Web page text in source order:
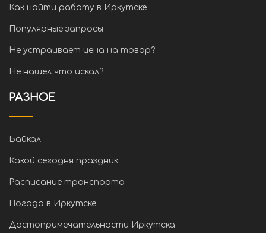
Как найти работу в Иркутске
Популярные запросы
Не устраивает цена на товар?
Не нашел что искал?
РАЗНОЕ
Байкал
Какой сегодня праздник
Расписание транспорта
Погода в Иркутске
Достопримечательности Иркутска